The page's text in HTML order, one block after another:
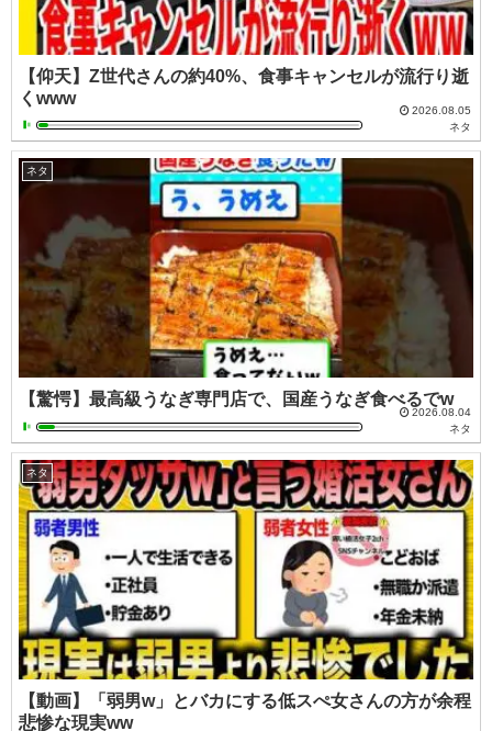
【仰天】Z世代さんの約40%、食事キャンセルが流行り逝
くwww
2026.08.05
ネタ
ネタ
【驚愕】最高級うなぎ専門店で、国産うなぎ食べるでw
2026.08.04
ネタ
ネタ
【動画】「弱男w」とバカにする低スぺ女さんの方が余程
悲惨な現実ww